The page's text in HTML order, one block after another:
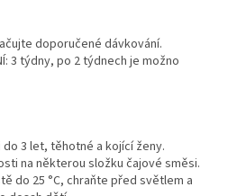
doporučené dávkování.
3 týdny, po 2 týdnech je možno
3 let, těhotné a kojící ženy.
na některou složku čajové směsi.
do 25 °C, chraňte před světlem a